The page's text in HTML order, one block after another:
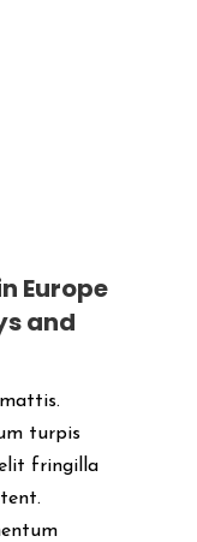
Europe
and
turpis
fringilla